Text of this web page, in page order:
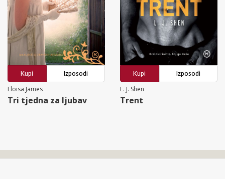
Kupi
Izposodi
Eloisa James
Tri tjedna za ljubav
Kupi
Izposodi
L. J. Shen
Trent